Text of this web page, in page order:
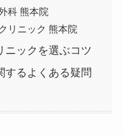
科 熊本院
リニック 熊本院
ニックを選ぶコツ
するよくある疑問